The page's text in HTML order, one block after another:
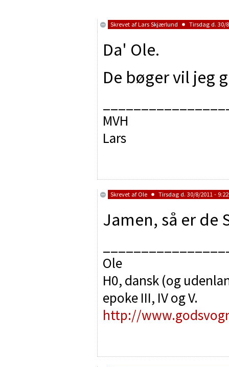
Skrevet afLars Skjærlund Tirsdag d. 30/
Da' Ole.
De bøger vil jeg
MVH
Lars
Skrevet af Ole Tirsdag d. 30/8/2011 - 9:22
Jamen, så er de
Ole
H0, dansk (og
epoke III, IV og V.
http://